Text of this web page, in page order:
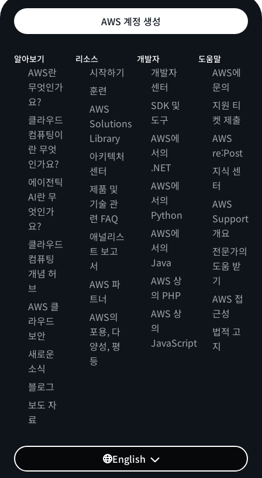
AWS 계정 생성
알아보기
AWS란
무엇인가
요?
클라우드
컴퓨팅이
란 무엇
인가요?
에이전틱
AI란 무
엇인가
요?
클라우드
컴퓨팅
개념 허
브
AWS 클
라우드
보안
새로운
소식
블로그
보도 자
료
리소스
시작하기
훈련
AWS
Solutions
Library
아키텍처
센터
제품 및
기술 관
련 FAQ
애널리스
트 보고
서
AWS 파
트너
AWS의
포용, 다
양성, 평
등
개발자
개발자
센터
SDK 및
도구
AWS에
서의
.NET
AWS에
서의
Python
AWS에
서의
Java
AWS 상
의 PHP
AWS 상
의
JavaScript
도움말
AWS에
문의
지원 티
켓 제출
AWS
re:Post
지식 센
터
AWS
Support
개요
전문가의
도움 받
기
AWS 접
근성
법적 고
지
English